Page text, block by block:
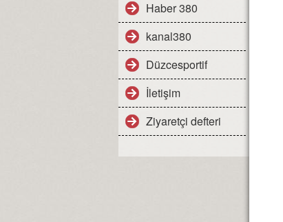
Haber 380
kanal380
Düzcesportif
İletişim
Ziyaretçi defteri